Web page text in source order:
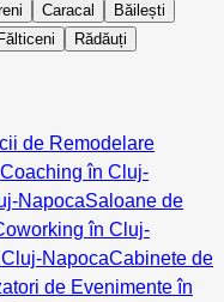
Caracal
Băilești
Fălticeni
Rădăuți
de Remodelare
în Cluj-
NapocaSaloane de
în Cluj-
NapocaCabinete de
de Evenimente în